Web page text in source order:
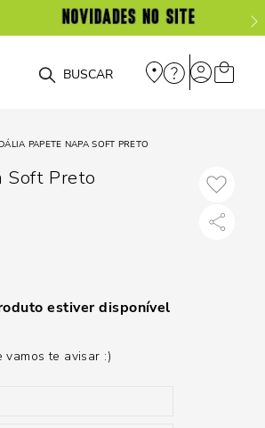
PAPETE NAPA SOFT PRETO
Soft Preto
estiver disponível
te avisar :)